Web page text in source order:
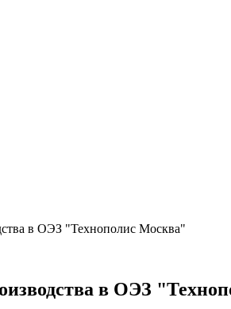
в ОЭЗ "Технополис Москва"
в ОЭЗ